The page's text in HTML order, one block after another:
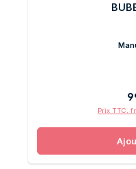
Prix TTC,